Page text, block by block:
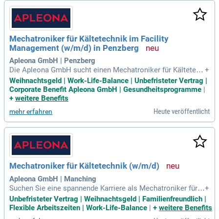
gen Ausbildung stehen dir unsere erfahrenen Kollegen stets
zur Seite. Du führst Funktionsprüfungen durch und kontrollie
rst die Sicherheitsstandards. Bewirb dich jetzt und nutze die
Vorteile unserer Naschflatrate, um bei der Arbeit motiviert z
u bleiben!
Mechatroniker für Kältetechnik im Facility
Management (w/m/d) in Penzberg
Apleona GmbH | Penzberg
Die Apleona GmbH sucht einen Mechatroniker für Kältetech
nik (w/m/d) in Penzberg. Diese Position ist sowohl in Teilze
it als auch in Vollzeit verfügbar und bietet die Möglichkeit, a
ls Haustechniker oder mobiler Servicetechniker zu arbeiten.
eparatur von Kälte- und Klimaanlagen. Zudem verantworten
Sie die Inspektion und Gewerkeübergreifende Betreuung von
versorgungstechnischen Anlagen. Ihr Ziel ist es, Störungen
schnell zu beseitigen und die Funktionsfähigkeit der System
e sicherzustellen. Wenn Sie technisches Know-how und Tea
mgeist mitbringen, freuen wir uns auf Ihre Bewerbung!
+
Weihnachtsgeld | Work-Life-Balance | Unbefristeter Vertrag |
Corporate Benefit Apleona GmbH | Gesundheitsprogramme
+ weitere Benefits
mehr erfahren Heute veröffentlicht
Mechatroniker für Kältetechnik (w/m/d)
Apleona GmbH | Manching
Suchen Sie eine spannende Karriere als Mechatroniker für K
ältetechnik (w/m/d)? In dieser Position sind Sie für die Inbet
riebnahme, das Bedienen und Betreiben von Kälte- und Klim
+
Unbefristeter Vertrag | Weihnachtsgeld | Familienfreundlich |
Flexible Arbeitszeiten | Work-Life-Balance | + weitere Benefits